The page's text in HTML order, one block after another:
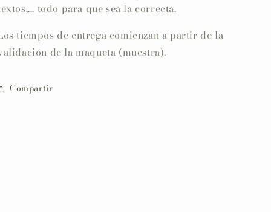
todo para que sea la correcta.
tiempos de entrega comienzan a partir de la
de la maqueta (muestra).
Compartir